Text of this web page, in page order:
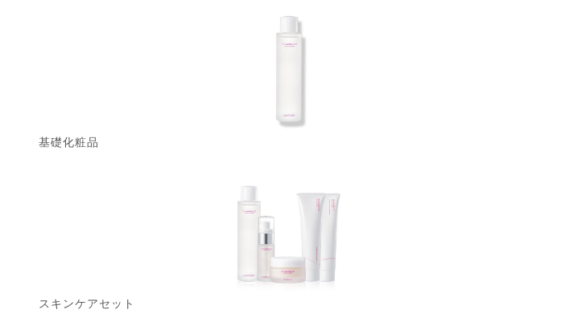
基礎化粧品
スキンケアセット